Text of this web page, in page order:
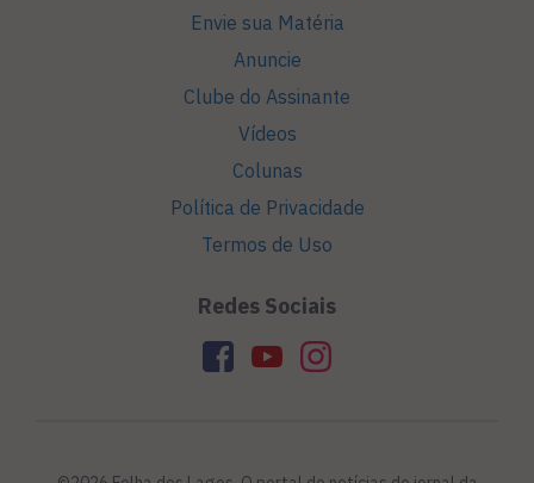
Envie sua Matéria
Anuncie
Clube do Assinante
Vídeos
Colunas
Política de Privacidade
Termos de Uso
Redes Sociais